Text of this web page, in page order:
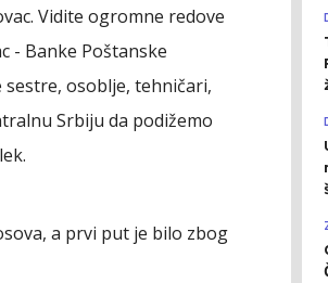
Vidite ogromne redove
- Banke Poštanske
osoblje, tehničari,
Srbiju da podižemo
a prvi put je bilo zbog